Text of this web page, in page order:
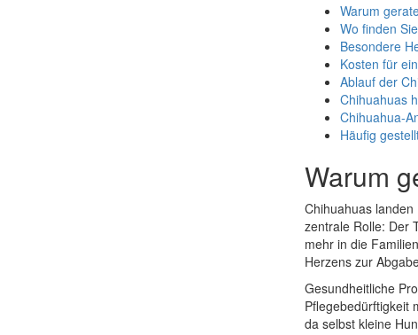
Warum
Wo finden
Besondere
Kosten für
Ablauf der
Chihuahuas
Chihuahua-
Häufig
Warum
Chihuahuas
zentrale Rolle: Der
mehr in die
Herzens zur
Gesundheitliche
Pflegebedürftigkeit
da selbst kleine